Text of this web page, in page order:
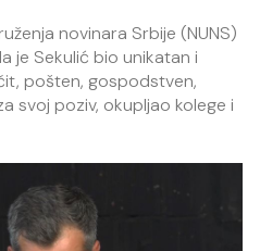
novinara Srbije (NUNS)
je Sekulić bio unikatan i
pošten, gospodstven,
svoj poziv, okupljao kolege i